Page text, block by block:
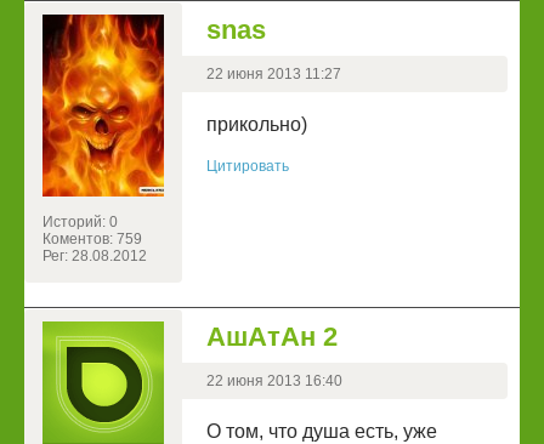
Историй: 0
Коментов: 759
Рег: 28.08.2012
snas
22 июня 2013 11:27
прикольно)
Цитировать
АшАтАн 2
22 июня 2013 16:40
О том, что душа есть, уже